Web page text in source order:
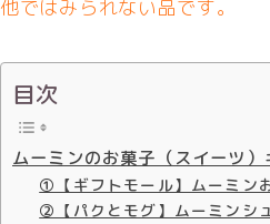
他ではみられない品です。
目次
ムーミンのお菓子（スイーツ
①【ギフトモール】ムーミン
②【パクとモグ】ムーミンシ